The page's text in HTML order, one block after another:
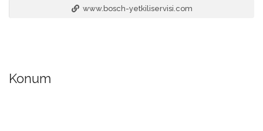
www.bosch-yetkiliservisi.com
Konum